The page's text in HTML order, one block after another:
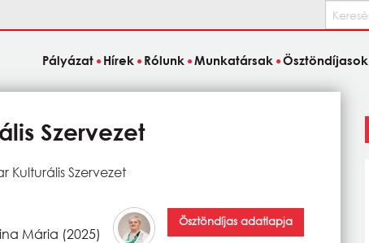
Keresés
Pályázat Hírek Rólunk Munkatársak Ösztöndíjasok
Szervezet
Kulturális Szervezet
Mária (2025)
Ösztöndíjas adatlapja